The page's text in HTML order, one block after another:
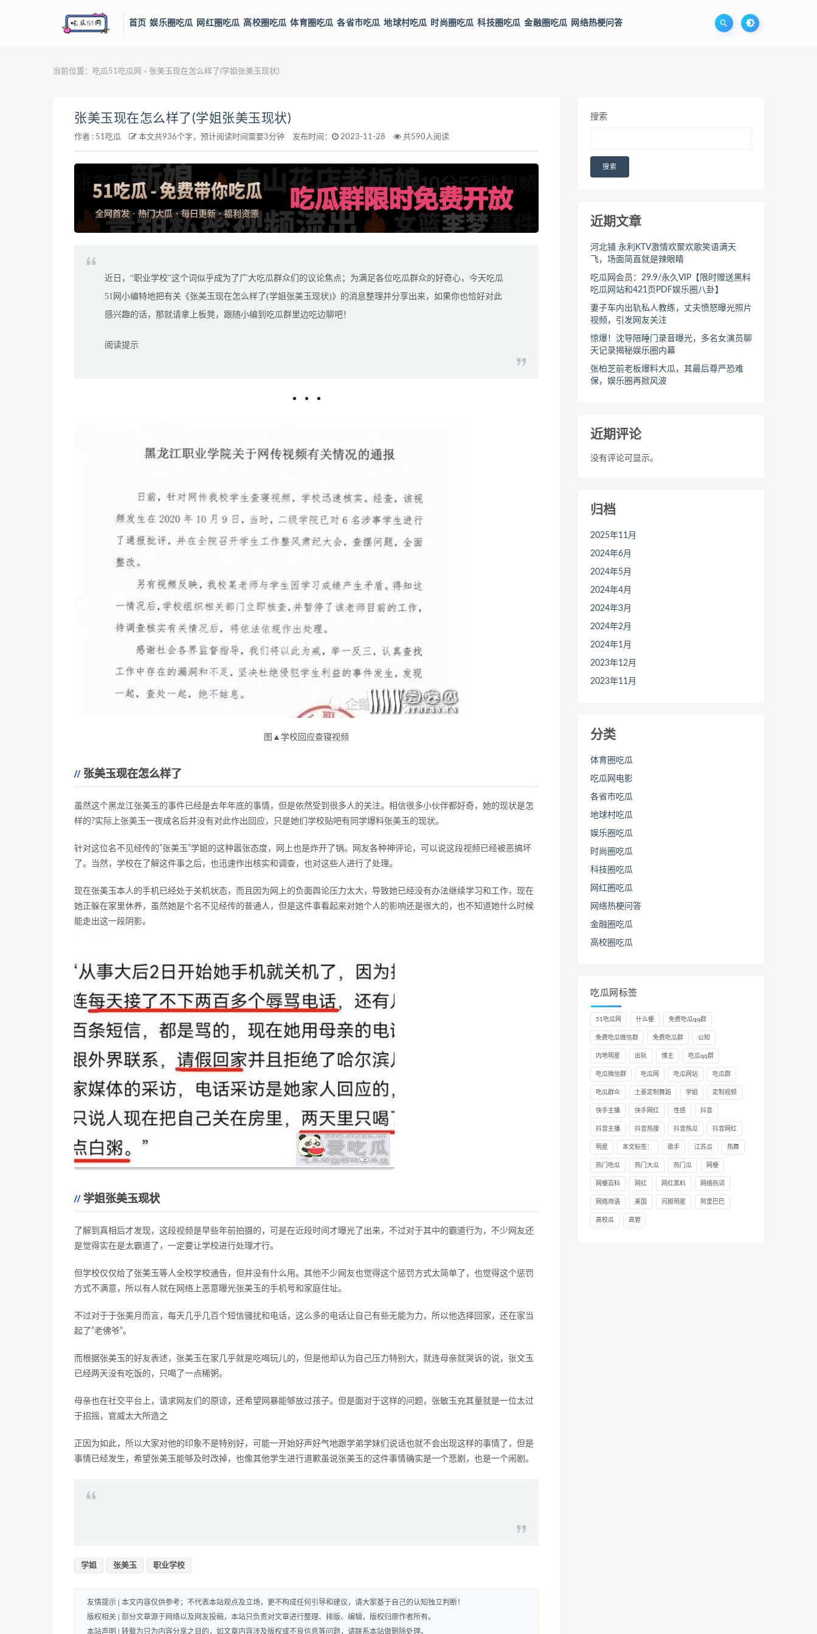
首页 娱乐圈吃瓜 网红圈吃瓜 高校圈吃瓜 体育圈吃瓜 各省市吃瓜 地球村吃瓜 时尚圈吃瓜 科技圈吃瓜 金融圈吃瓜 网络热梗问答
当前位置： 吃瓜51吃瓜网 > 张美玉现在怎么样了(学姐张美玉现状)
张美玉现在怎么样了(学姐张美玉现状)
作者 : 51吃瓜 本文共936个字，预计阅读时间需要3分钟 发布时间： 2023-11-28 共590人阅读
近日，“职业学校”这个词似乎成为了广大吃瓜群众们的议论焦点；为满足各位吃瓜群众的好奇心，今天吃瓜
51网小编特地把有关《张美玉现在怎么样了(学姐张美玉现状)》的消息整理并分享出来，如果你也恰好对此
感兴趣的话，那就请拿上板凳，跟随小编到吃瓜群里边吃边聊吧！
阅读提示
图▲学校回应查寝视频
张美玉现在怎么样了
虽然这个黑龙江张美玉的事件已经是去年年底的事情，但是依然受到很多人的关注。相信很多小伙伴都好奇，她的现状是怎
样的?实际上张美玉一夜成名后并没有对此作出回应，只是她们学校贴吧有同学爆料张美玉的现状。
针对这位名不见经传的”张美玉”学姐的这种嚣张态度，网上也是炸开了锅。网友各种神评论，可以说这段视频已经被恶搞坏
了。当然，学校在了解这件事之后，也迅速作出核实和调查，也对这些人进行了处理。
现在张美玉本人的手机已经处于关机状态，而且因为网上的负面舆论压力太大，导致她已经没有办法继续学习和工作，现在
她正躲在家里休养，虽然她是个名不见经传的普通人，但是这件事看起来对她个人的影响还是很大的，也不知道她什么时候
能走出这一段阴影。
学姐张美玉现状
了解到真相后才发现，这段视频是早些年前拍摄的，可是在近段时间才曝光了出来，不过对于其中的霸道行为，不少网友还
是觉得实在是太霸道了，一定要让学校进行处理才行。
但学校仅仅给了张美玉等人全校学校通告，但并没有什么用。其他不少网友也觉得这个惩罚方式太简单了，也觉得这个惩罚
方式不满意，所以有人就在网络上恶意曝光张美玉的手机号和家庭住址。
不过对于于张美月而言，每天几乎几百个短信骚扰和电话，这么多的电话让自己有些无能为力，所以他选择回家，还在家当
起了”老佛爷”。
而根据张美玉的好友表述，张美玉在家几乎就是吃喝玩儿的，但是他却认为自己压力特别大，就连母亲就哭诉的说，张文玉
已经两天没有吃饭的，只喝了一点稀粥。
母亲也在社交平台上，请求网友们的原谅，还希望网暴能够放过孩子。但是面对于这样的问题，张敏玉充其量就是一位太过
于招摇，官威太大所造之
正因为如此，所以大家对他的印象不是特别好，可能一开始好声好气地跟学弟学妹们说话也就不会出现这样的事情了，但是
事情已经发生，希望张美玉能够及时改掉，也像其他学生进行道歉虽说张美玉的这件事情确实是一个悲剧，也是一个闹剧。
学姐 张美玉 职业学校
友情提示 | 本文内容仅供参考；不代表本站观点及立场，更不构成任何引导和建议，请大家基于自己的认知独立判断！
版权相关 | 部分文章源于网络以及网友投稿，本站只负责对文章进行整理、排版、编辑，版权归原作者所有。
本站声明 | 转载为只为内容分享之目的，如文章内容涉及版权或不良信息等问题，请联系本站做删除处理。
搜索
搜索
近期文章
河北铺 永利KTV激情欢聚欢歌笑语满天
飞，场面简直就是辣眼睛
吃瓜网会员：29.9/永久VIP【限时赠送黑料
吃瓜网站和421页PDF娱乐圈八卦】
妻子车内出轨私人教练，丈夫愤怒曝光照片
视频，引发网友关注
惊爆！沈导陪睡门录音曝光，多名女演员聊
天记录揭秘娱乐圈内幕
张柏芝前老板爆料大瓜，其最后尊严恐难
保，娱乐圈再掀风波
近期评论
没有评论可显示。
归档
2025年11月
2024年6月
2024年5月
2024年4月
2024年3月
2024年2月
2024年1月
2023年12月
2023年11月
分类
体育圈吃瓜
吃瓜网电影
各省市吃瓜
地球村吃瓜
娱乐圈吃瓜
时尚圈吃瓜
科技圈吃瓜
网红圈吃瓜
网络热梗问答
金融圈吃瓜
高校圈吃瓜
吃瓜网标签
51吃瓜网 什么梗 免费吃瓜qq群
免费吃瓜微信群 免费吃瓜群 公知
内地明星 出轨 博主 吃瓜qq群
吃瓜微信群 吃瓜网 吃瓜网站 吃瓜群
吃瓜群众 土豪定制舞蹈 学姐 定制视频
快手主播 快手网红 性感 抖音
抖音主播 抖音热搜 抖音热瓜 抖音网红
明星 本文标签： 歌手 江苏瓜 热舞
热门吃瓜 热门大瓜 热门瓜 网梗
网梗百科 网红 网红黑料 网络热词
网络用语 美国 问题明星 阿里巴巴
高校瓜 高管